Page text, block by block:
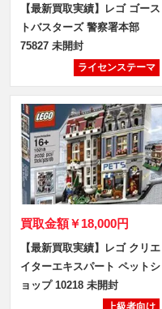
【最新買取実績】レゴ ゴース
トバスターズ 警察署本部
75827 未開封
ライセンステーマ
買取金額￥18,000円
【最新買取実績】レゴ クリエ
イターエキスパート ペットシ
ョップ 10218 未開封
上級者向け